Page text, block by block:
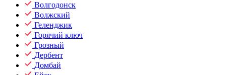
Волгодонск
Волжский
Геленджик
Горячий ключ
Грозный
Дербент
Домбай